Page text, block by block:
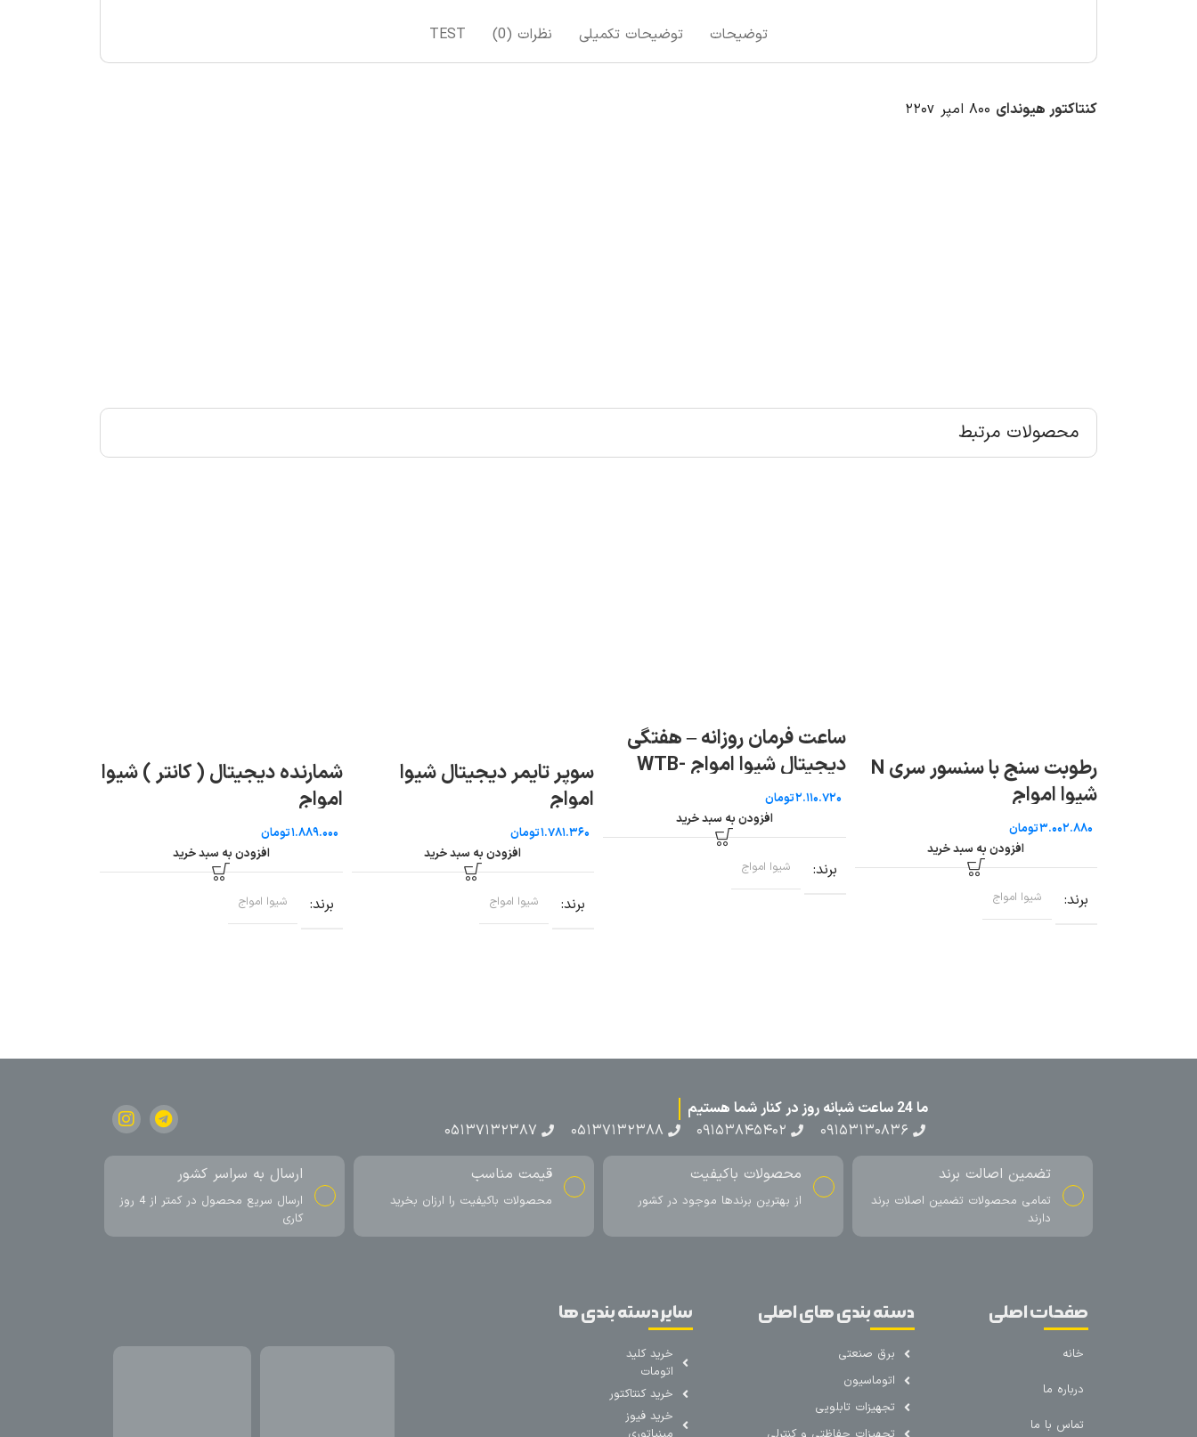
توضیحات توضیحات تکمیلی نظرات (0) TEST
کنتاکتور هیوندای
محصولات مرتبط
رطوبت سنج با سنسور سری N
شیوا امواج
تومان
افزودن به سبد خرید
برند شیوا امواج
ساعت فرمان روزانه – هفتگی
دیجیتال شیوا امواج WTB-
30P
تومان
افزودن به سبد خرید
برند شیوا امواج
سوپر تایمر دیجیتال شیوا
امواج
تومان
افزودن به سبد خرید
برند شیوا امواج
شمارنده دیجیتال ( کانتر ) شیوا
امواج
تومان
افزودن به سبد خرید
برند شیوا امواج
ما 24 ساعت شبانه روز در کنار شما هستیم
۰۹۱۵۳۱۳۰۸۳۶
۰۹۱۵۳۸۴۵۴۰۲ ۰۵۱۳۷۱۳۲۳۸۸ ۰۵۱۳۷۱۳۲۳۸۷
تضمین اصالت برند
تمامی محصولات تضمین اصلات برند
دارند
محصولات باکیفیت
از بهترین برندها موجود در کشور
قیمت مناسب
محصولات باکیفیت را ارزان بخرید
ارسال به سراسر کشور
ارسال سریع محصول در کمتر از 4 روز
کاری
صفحات اصلی
خانه
درباره ما
تماس با ما
دسته بندی های اصلی
برق صنعتی
اتوماسیون
تجهیزات تابلویی
سایر دسته بندی ها
خرید کلید
اتومات
خرید کنتاکتور
خرید فیوز